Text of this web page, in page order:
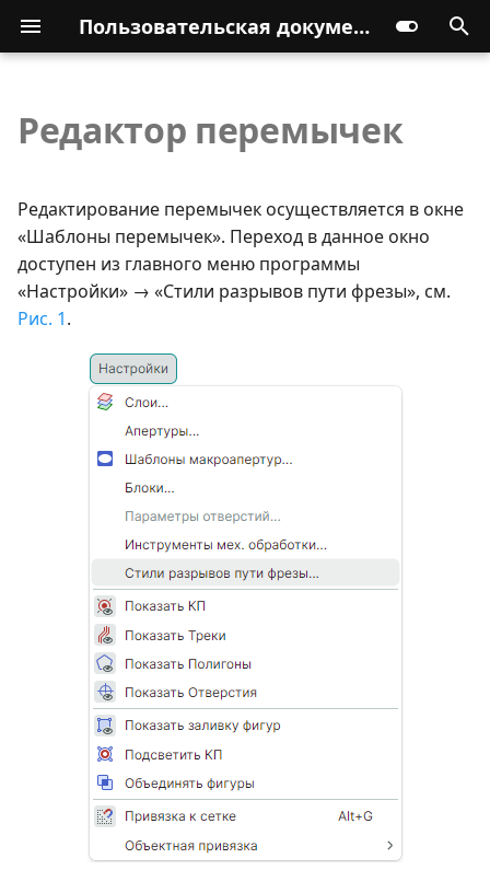
Пользовательская документация
Редактор перемычек
Редактирование перемычек осуществляется в окне
«Шаблоны перемычек». Переход в данное окно
доступен из главного меню программы
«Настройки» → «Стили разрывов пути фрезы», см.
Рис. 1.